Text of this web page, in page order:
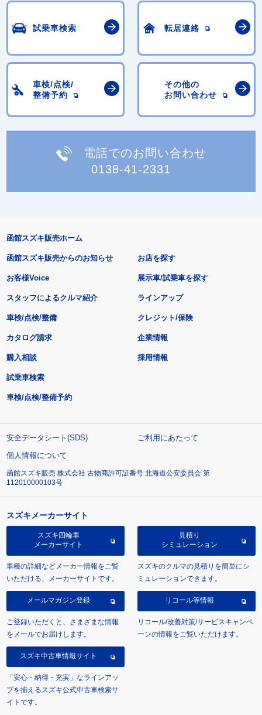
試乗車検索 転居連絡
車検/点検/
整備予約
その他の
お問い合わせ
電話でのお問い合わせ
0138-41-2331
函館スズキ販売ホーム
函館スズキ販売からのお知らせ
お客様Voice
スタッフによるクルマ紹介
お店を探す
展示車/試乗車を探す
ラインアップ
車検/点検/整備 クレジット/保険
カタログ請求
購入相談
試乗車検索
車検/点検/整備予約
企業情報
採用情報
安全データシート(SDS)
ご利用にあたって
個人情報について
函館スズキ販売 株式会社 古物商許可証番号 北海道公安委員会 第
112010000103号
スズキメーカーサイト
スズキ四輪車
メーカーサイト
車種の詳細などメーカー情報をご覧
いただける、メーカーサイトです。
見積り
シミュレーション
スズキのクルマの見積りを簡単にシ
ミュレーションできます。
メールマガジン登録
ご登録いただくと、さまざまな情報
をメールでお届けします。
リコール等情報
リコール/改善対策/サービスキャンペ
ーンの情報をご覧いただけます。
スズキ中古車情報サイト
「安心・納得・充実」なラインアッ
プを揃えるスズキ公式中古車検索サ
イトです。